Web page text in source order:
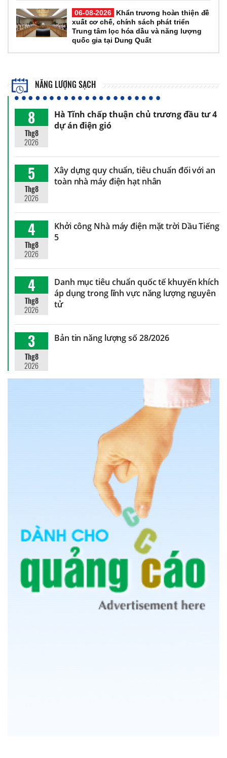
06-08-2026
Khẩn trương hoàn thiện đề
xuất cơ chế, chính sách phát triển
Trung tâm lọc hóa dầu và năng lượng
quốc gia tại Dung Quất
NĂNG LƯỢNG SẠCH
8
Thg8
2026
Hà Tĩnh chấp thuận chủ trương đầu tư 4
dự án điện gió
5
Thg8
2026
Xây dựng quy chuẩn, tiêu chuẩn đối với an
toàn nhà máy điện hạt nhân
4
Thg8
2026
Khởi công Nhà máy điện mặt trời Dầu Tiếng
5
4
Thg8
2026
Danh mục tiêu chuẩn quốc tế khuyến khích
áp dụng trong lĩnh vực năng lượng nguyên
tử
3
Thg8
2026
Bản tin năng lượng số 28/2026